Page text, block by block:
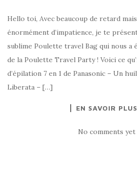
Hello toi, Avec beaucoup de retard
énormément d’impatience, je te
sublime Poulette travel Bag qui nous
de la Poulette Travel Party ! Voici ce
d’épilation 7 en 1 de Panasonic – Un
Liberata – […]
EN SAVOIR PLUS
No comments yet